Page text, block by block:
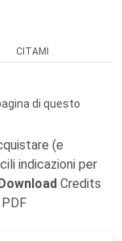
CITAMI
di questo
(e
indicazioni per
Credits